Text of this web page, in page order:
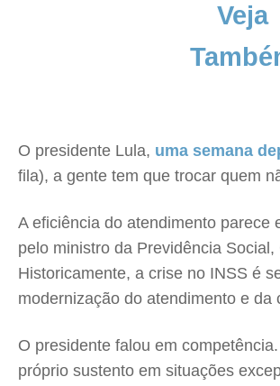
Veja
O presidente Lula, uma semana
fila), a gente tem que trocar quem
A eficiência do atendimento parece
pelo ministro da Previdência
Historicamente, a crise no INSS é
modernização do atendimento e da
O presidente falou em
próprio sustento em situações